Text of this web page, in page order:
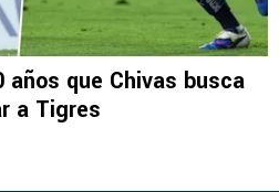
años que Chivas busca
a Tigres